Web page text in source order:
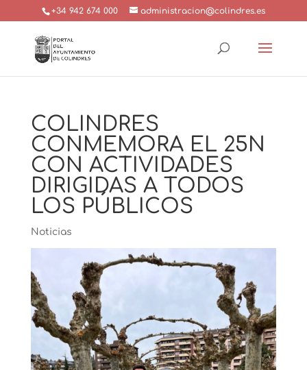
+34 942 674 000 administracion@colindres.es
COLINDRES
CONMEMORA EL 25N
CON ACTIVIDADES
DIRIGIDAS A TODOS
LOS PÚBLICOS
Noticias